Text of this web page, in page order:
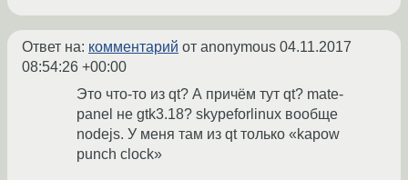
Ответ на: комментарий от anonymous 04.11.2017
08:54:26 +00:00
Это что-то из qt? А причём тут qt? mate-
panel не gtk3.18? skypeforlinux вообще
nodejs. У меня там из qt только «kapow
punch clock»